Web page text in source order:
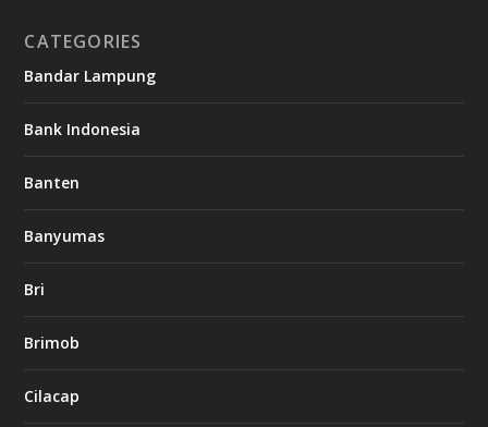
CATEGORIES
Bandar Lampung
Bank Indonesia
Banten
Banyumas
Bri
Brimob
Cilacap